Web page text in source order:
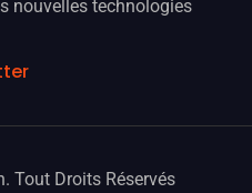
nouvelles technologies
Tout Droits Réservés